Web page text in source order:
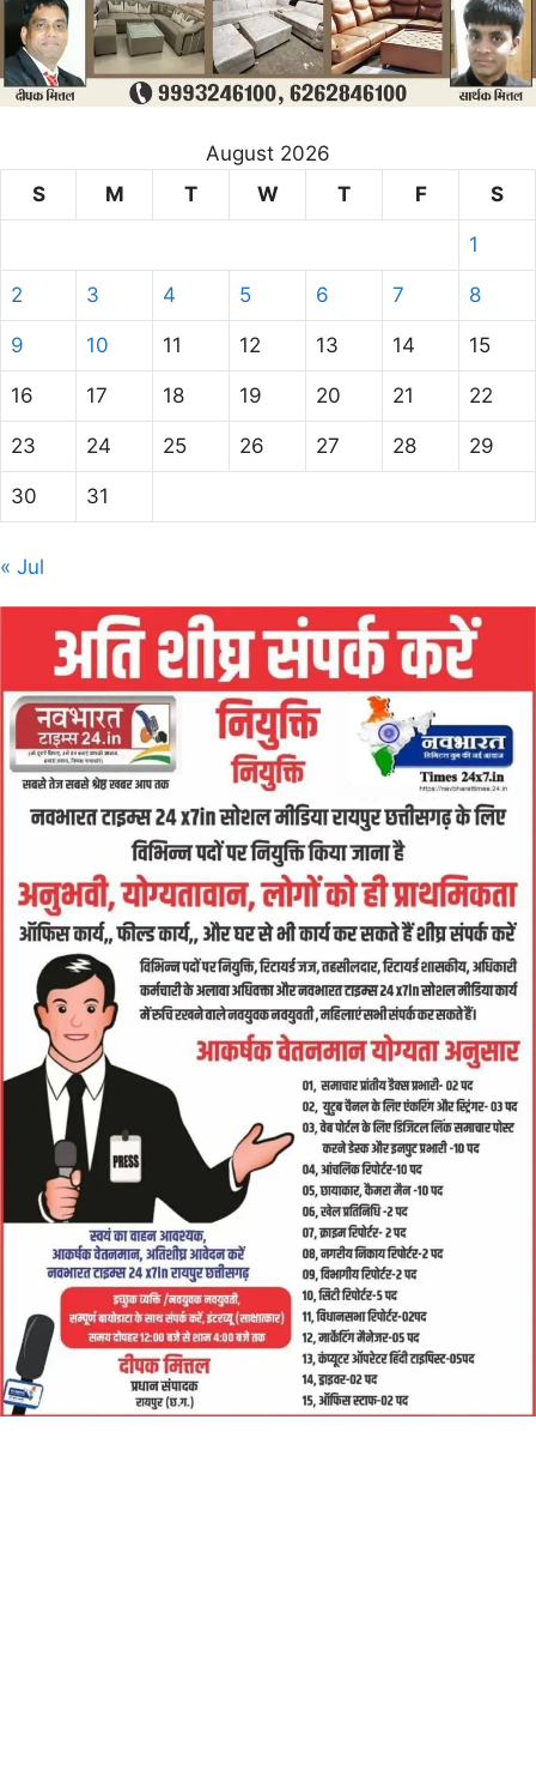
August 2026
S
M T W T F S
1
2 3 4 5 6 7 8
9 10 11 12 13 14 15
16 17 18 19 20 21 22
23 24 25 26 27 28 29
30 31
« Jul